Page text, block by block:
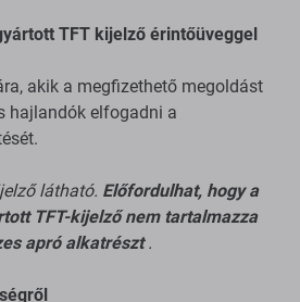
TFT kijelző érintőüveggel
akik a megfizethető megoldást
hajlandók elfogadni a
látható. Előfordulhat, hogy a
TFT-kijelző nem tartalmazza
apró alkatrészt.